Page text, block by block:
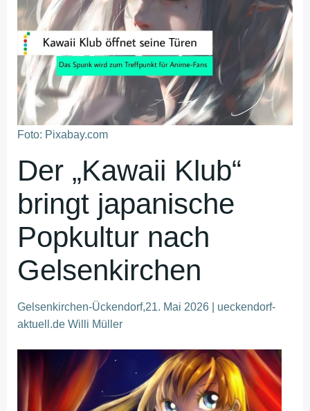
Foto: Pixabay.com
Der „Kawaii Klub“
bringt japanische
Popkultur nach
Gelsenkirchen
Gelsenkirchen-Ückendorf,21. Mai 2026 | ueckendorf-
aktuell.de Willi Müller